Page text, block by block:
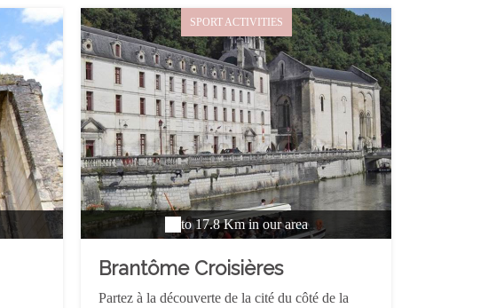
SPORT ACTIVITIES
to 17.8 Km in our area
Brantôme Croisières
Partez à la découverte de la cité du côté de la